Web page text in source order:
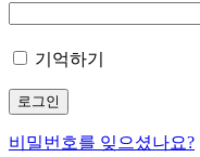
기억하기
비밀번호를 잊으셨나요?